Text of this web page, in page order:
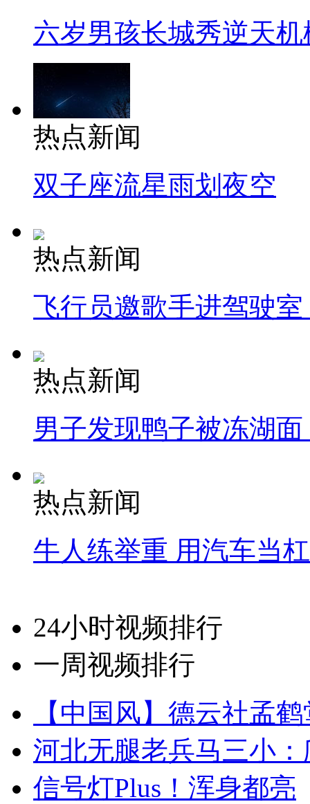
六岁男孩长城秀逆天机
热点新闻
双子座流星雨划夜空
热点新闻
飞行员邀歌手进驾驶
热点新闻
男子发现鸭子被冻湖
热点新闻
牛人练举重 用汽车当
24小时视频排行
一周视频排行
【中国风】德云社孟
河北无腿老兵马三小
信号灯Plus！浑身都亮